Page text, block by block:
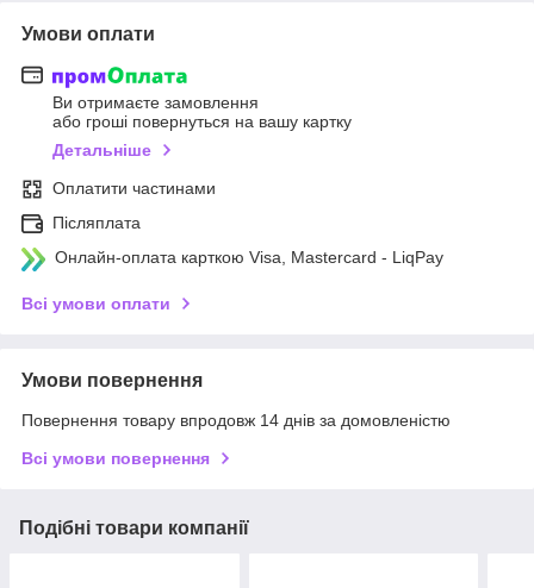
Умови оплати
Ви отримаєте замовлення
або гроші повернуться на вашу картку
Детальніше
Оплатити частинами
Післяплата
Онлайн-оплата карткою Visa, Mastercard - LiqPay
Всі умови оплати
Умови повернення
Повернення товару впродовж 14 днів за домовленістю
Всі умови повернення
Подібні товари компанії